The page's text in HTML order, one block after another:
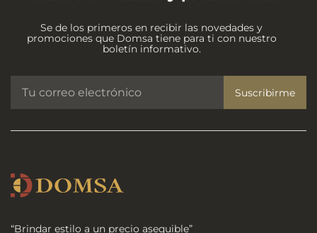
Se de los primeros en recibir las novedades y
promociones que Domsa tiene para ti con nuestro
boletín informativo.
Suscribirme
“Brindar estilo a un precio asequible”